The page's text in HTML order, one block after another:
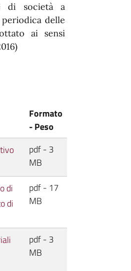
di società a
delle
ai sensi
Formato
- Peso
pdf - 3
MB
di
di
pdf - 17
MB
pdf - 3
MB